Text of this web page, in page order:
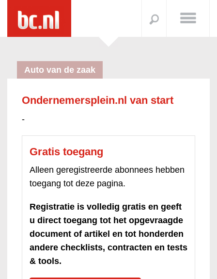
Auto van de zaak
Ondernemersplein.nl van start
-
Gratis toegang
Alleen geregistreerde abonnees hebben
toegang tot deze pagina.
Registratie is volledig gratis en geeft
u direct toegang tot het opgevraagde
document of artikel en tot honderden
andere checklists, contracten en tests
& tools.